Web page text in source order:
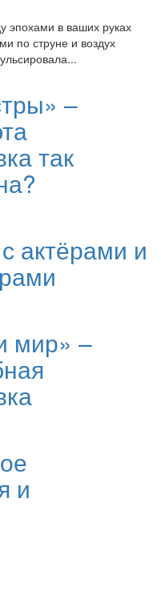
эпохами в ваших руках
по струне и воздух
–
так
актёрами и
мир» –
и